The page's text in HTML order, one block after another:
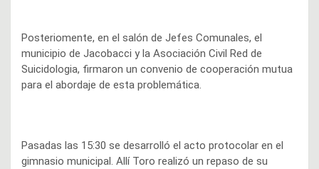
Posteriomente, en el salón de Jefes Comunales, el
municipio de Jacobacci y la Asociación Civil Red de
Suicidologia, firmaron un convenio de cooperación mutua
para el abordaje de esta problemática.
Pasadas las 15:30 se desarrolló el acto protocolar en el
gimnasio municipal. Allí Toro realizó un repaso de su